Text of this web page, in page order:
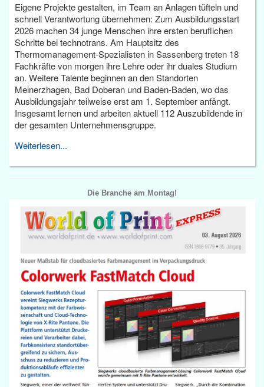
Eigene Projekte gestalten, im Team an Anlagen tüfteln und
schnell Verantwortung übernehmen: Zum Ausbildungsstart
2026 machen 34 junge Menschen ihre ersten beruflichen
Schritte bei technotrans. Am Hauptsitz des
Thermomanagement-Spezialisten in Sassenberg treten 18
Fachkräfte von morgen ihre Lehre oder ihr duales Studium
an. Weitere Talente beginnen an den Standorten
Meinerzhagen, Bad Doberan und Baden-Baden, wo das
Ausbildungsjahr teilweise erst am 1. September anfängt.
Insgesamt lernen und arbeiten aktuell 112 Auszubildende in
der gesamten Unternehmensgruppe.
Weiterlesen...
Die Branche am Montag!